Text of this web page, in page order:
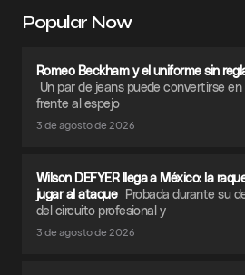
Popular Now
Romeo Beckham y el uniforme sin
Un par de jeans puede convertirse
frente al espejo
3 de agosto de 2026
Wilson DEFYER llega a México: la
jugar al ataque Probada durante su
del circuito profesional y
3 de agosto de 2026